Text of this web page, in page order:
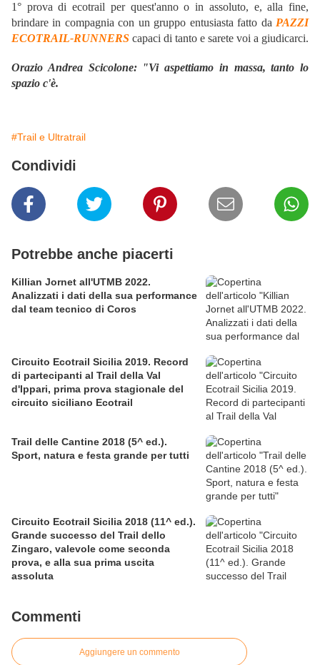
1° prova di ecotrail per quest'anno o in assoluto, e, alla fine,
brindare in compagnia con un gruppo entusiasta fatto da PAZZI
ECOTRAIL-RUNNERS capaci di tanto e sarete voi a giudicarci.
Orazio Andrea Scicolone: "Vi aspettiamo in massa, tanto lo
spazio c'è.
#Trail e Ultratrail
Condividi
Potrebbe anche piacerti
Killian Jornet all'UTMB 2022.
Analizzati i dati della sua performance
dal team tecnico di Coros
Circuito Ecotrail Sicilia 2019. Record
di partecipanti al Trail della Val
d'Ippari, prima prova stagionale del
circuito siciliano Ecotrail
Trail delle Cantine 2018 (5^ ed.).
Sport, natura e festa grande per tutti
Circuito Ecotrail Sicilia 2018 (11^ ed.).
Grande successo del Trail dello
Zingaro, valevole come seconda
prova, e alla sua prima uscita
assoluta
Commenti
Aggiungere un commento